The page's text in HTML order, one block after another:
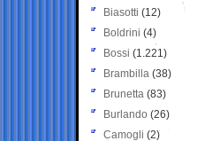
Biasotti (12)
Boldrini (4)
Bossi (1.221)
Brambilla (38)
Brunetta (83)
Burlando (26)
Camogli (2)